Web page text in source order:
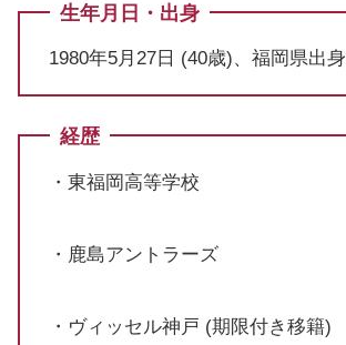
生年月日・出身
1980年5月27日 (40歳)、福岡県出身
経歴
・東福岡高等学校
・鹿島アントラーズ
・ヴィッセル神戸 (期限付き移籍)